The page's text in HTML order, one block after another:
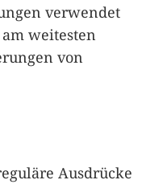
verwendet
weitesten
von
Ausdrücke